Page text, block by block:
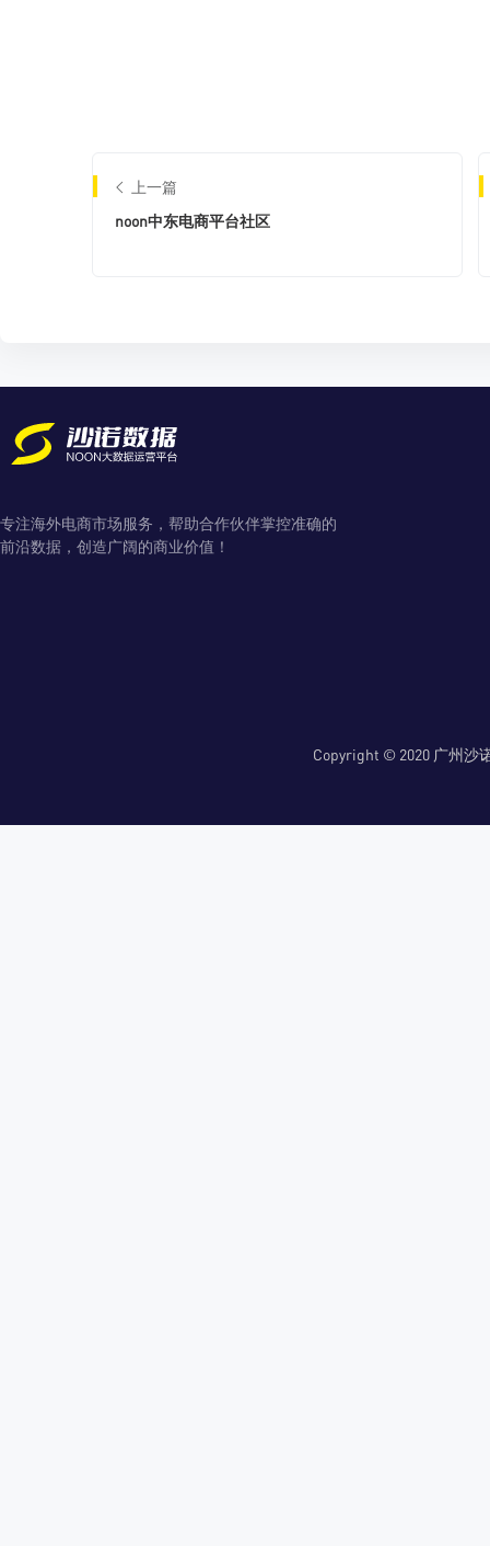
上一篇
noon中东电商平台社区
专注海外电商市场服务，帮助合作伙伴掌控准确的
前沿数据，创造广阔的商业价值！
Copyright © 2020 广州沙